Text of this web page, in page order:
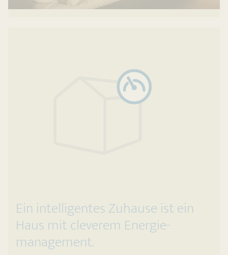
Ein intelligentes Zuhause ist ein
Haus mit cleverem Energie­
management.